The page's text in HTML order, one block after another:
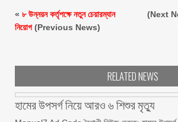
« ৮ উন্নয়ন কর্তৃপক্ষে নতুন চেয়ারম্যান
নিয়োগ(Previous News)
(Next
RELATED NEWS
হামের উপসর্গ নিয়ে আরও ৬ শিশুর মৃত্যু